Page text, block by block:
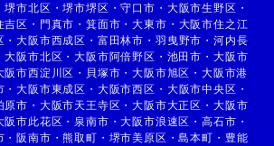
堺市北区 ・堺市堺区 ・守口市 ・ 大阪市生野区 ・
吉区 ・ 門真市 ・箕面市 ・大東市 ・ 大阪市住之江
・大阪市西成区 ・ 富田林市 ・ 羽曳野市 ・ 河内長
大阪市北区 ・大阪市阿倍野区 ・ 池田市 ・ 大阪市
阪市西淀川区 ・ 貝塚市 ・大阪市旭区 ・大阪市港
・大阪市東成区 ・ 大阪市西区 ・ 大阪市中央区 ・
原市 ・ 大阪市天王寺区 ・大阪市大正区 ・ 大阪市
阪市此花区 ・ 泉南市 ・大阪市浪速区 ・高石市 ・
・阪南市 ・熊取町 ・ 堺市美原区 ・島本町 ・ 豊能